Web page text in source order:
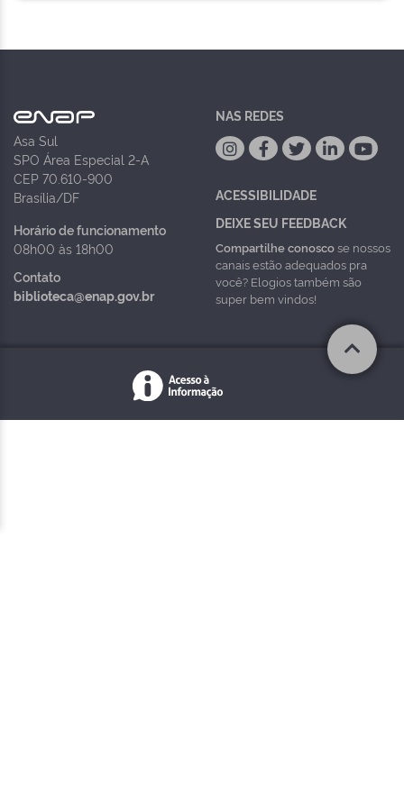
Asa Sul
SPO Área Especial 2-A
CEP 70.610-900
Brasília/DF
Horário de funcionamento
08h00 às 18h00
Contato
biblioteca@enap.gov.br
NAS REDES
ACESSIBILIDADE
DEIXE SEU FEEDBACK
Compartilhe conoscose nossos
canais estão adequados pra
você? Elogios também são
super bem vindos!